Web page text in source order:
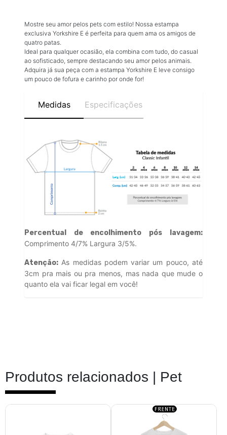
Mostre seu amor pelos pets com estilo! Nossa estampa
exclusiva Yorkshire E é perfeita para quem ama os amigos de
quatro patas.
Ideal para qualquer ocasião, ela combina com tudo, do casual
ao sofisticado, sempre destacando seu amor pelos animais.
Adquira já sua peça com a estampa Yorkshire E leve consigo
um pouco de fofura e carinho por onde for!
Medidas Especificações
Percentual de encolhimento pós lavagem:
Comprimento 4/7% Largura 3/5%.
Atenção: As medidas podem variar um pouco, até
3cm pra mais ou pra menos, mas nada que mude o
quanto ela vai ficar legal em você!
Produtos relacionados | Pet